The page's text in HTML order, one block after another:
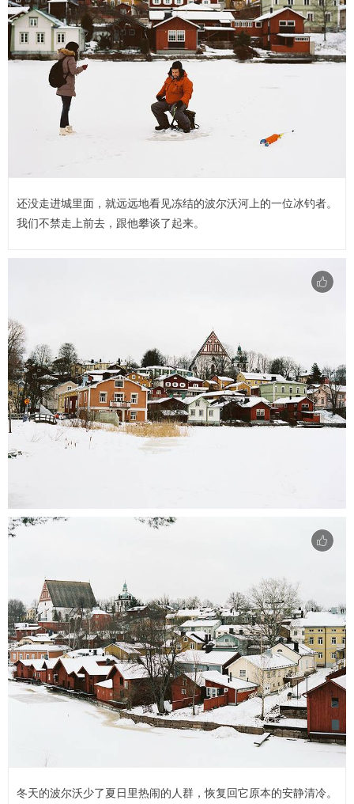
还没走进城里面，就远远地看见冻结的波尔沃河上的一位冰钓者。
我们不禁走上前去，跟他攀谈了起来。
冬天的波尔沃少了夏日里热闹的人群，恢复回它原本的安静清冷。